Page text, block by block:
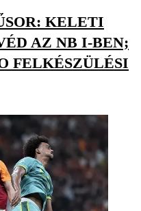
KELETI
AZ NB I-BEN;
FELKÉSZÜLÉSI